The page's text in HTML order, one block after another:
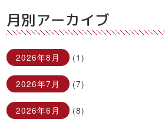
月別アーカイブ
2026年8月 (1)
2026年7月 (7)
2026年6月 (8)